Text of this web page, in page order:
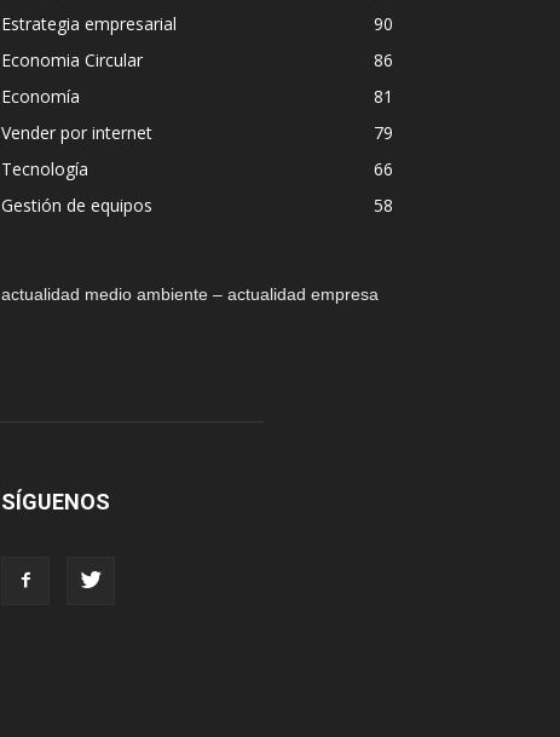
Estrategia empresarial
90
Economia Circular
86
Economía
81
Vender por internet
79
Tecnología
66
Gestión de equipos
58
actualidad medio ambiente – actualidad empresa
SÍGUENOS